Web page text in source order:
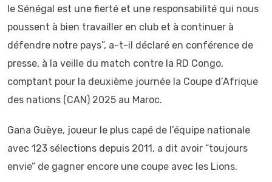
le Sénégal est une fierté et une responsabilité qui nous
poussent à bien travailler en club et à continuer à
défendre notre pays”, a-t-il déclaré en conférence de
presse, à la veille du match contre la RD Congo,
comptant pour la deuxième journée la Coupe d’Afrique
des nations (CAN) 2025 au Maroc.
Gana Guèye, joueur le plus capé de l’équipe nationale
avec 123 sélections depuis 2011, a dit avoir “toujours
envie” de gagner encore une coupe avec les Lions.